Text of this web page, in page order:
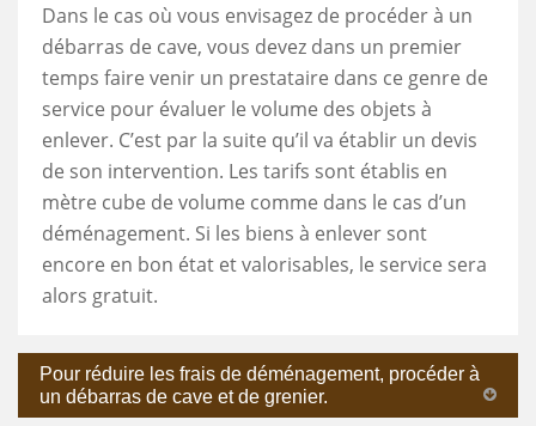
Dans le cas où vous envisagez de procéder à un
débarras de cave, vous devez dans un premier
temps faire venir un prestataire dans ce genre de
service pour évaluer le volume des objets à
enlever. C’est par la suite qu’il va établir un devis
de son intervention. Les tarifs sont établis en
mètre cube de volume comme dans le cas d’un
déménagement. Si les biens à enlever sont
encore en bon état et valorisables, le service sera
alors gratuit.
Pour réduire les frais de déménagement, procéder à
un débarras de cave et de grenier.